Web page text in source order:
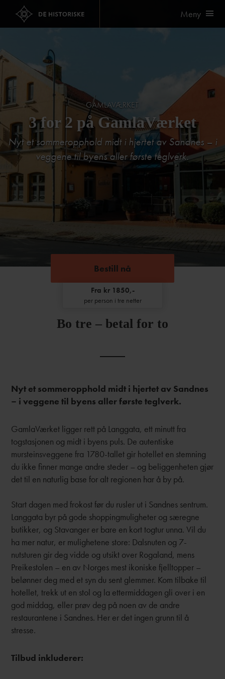
Meny
GAMLAVÆRKET
3 for 2 på GamlaVærket
Nyt et sommeropphold midt i hjertet av Sandnes – i
veggene til byens aller første teglverk.
Bestill nå
Fra kr 1850,-
per person i tre netter
Bo tre – betal for to
Nyt et sommeropphold midt i hjertet av Sandnes
– i veggene til byens aller første teglverk.
GamlaVærket ligger rett på Langgata, ett minutt fra
togstasjonen og midt i byens puls. De autentiske
mursteinsveggene fra 1780-tallet gir hotellet en stemning
du ikke finner mange andre steder – og beliggenheten gjør
det til en naturlig base for alt regionen har å by på.
Start dagen med frokost før du rusler ut i Sandnes sentrum.
Langgata byr på gode shoppingmuligheter og særegne
butikker, og Stavanger er bare en kort togtur unna. Vil du
ha mer natur, er mulighetene store: Dalsnuten og 7-
nutsturen gir deg vidde og utsikt over Rogaland, mens
Preikestolen – en av Norges mest ikoniske fjelltopper –
belønner deg med et syn du sent glemmer. Kom tilbake til
hotellet, trekk ut en stol og la ettermiddagen gli over i en
god middag, eller prøv deg på noen av de andre
restaurantene i Sandnes. Her er det ingen grunn til å
stresse.
Tilbud inkluderer: